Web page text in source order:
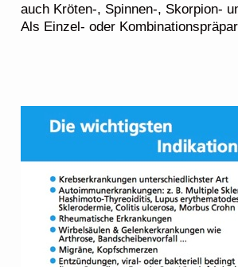
auch Kröten-, Spinnen-, Skorpion-
Als Einzel- oder